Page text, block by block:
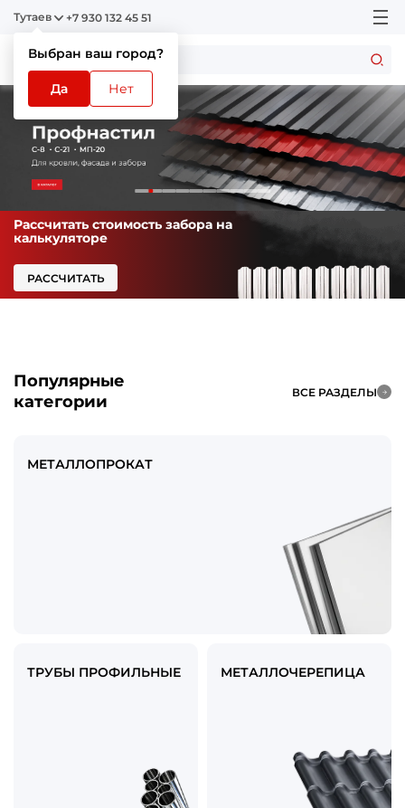
Тутаев
Выбран ваш город?
Да Нет
+7 930 132 45 51
Рассчитать стоимость забора на
калькуляторе
РАССЧИТАТЬ
Популярные
категории
ВСЕ РАЗДЕЛЫ
МЕТАЛЛОПРОКАТ
ТРУБЫ ПРОФИЛЬНЫЕ МЕТАЛЛОЧЕРЕПИЦА